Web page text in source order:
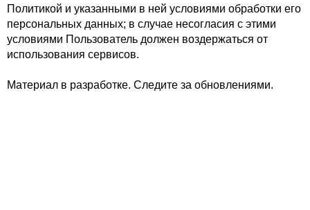
Политикой и указанными в ней условиями обработки его
персональных данных; в случае несогласия с этими
условиями Пользователь должен воздержаться от
использования сервисов.
Материал в разработке. Следите за обновлениями.